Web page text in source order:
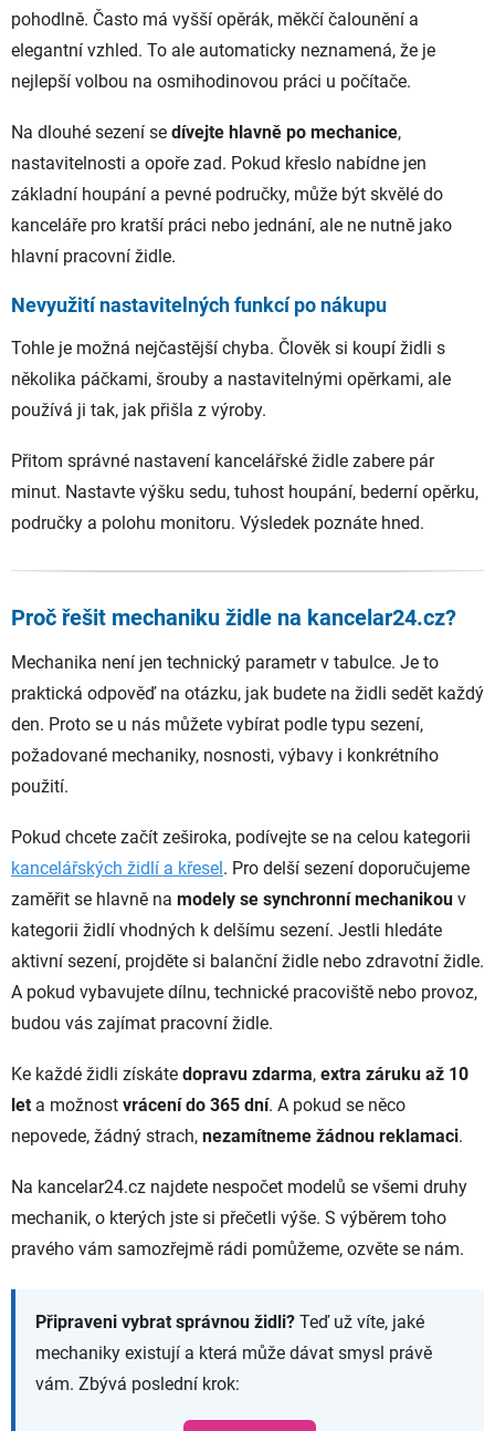
pohodlně. Často má vyšší opěrák, měkčí čalounění a
elegantní vzhled. To ale automaticky neznamená, že je
nejlepší volbou na osmihodinovou práci u počítače.
Na dlouhé sezení se dívejte hlavně po mechanice,
nastavitelnosti a opoře zad. Pokud křeslo nabídne jen
základní houpání a pevné područky, může být skvělé do
kanceláře pro kratší práci nebo jednání, ale ne nutně jako
hlavní pracovní židle.
Nevyužití nastavitelných funkcí po nákupu
Tohle je možná nejčastější chyba. Člověk si koupí židli s
několika páčkami, šrouby a nastavitelnými opěrkami, ale
používá ji tak, jak přišla z výroby.
Přitom správné nastavení kancelářské židle zabere pár
minut. Nastavte výšku sedu, tuhost houpání, bederní opěrku,
područky a polohu monitoru. Výsledek poznáte hned.
Proč řešit mechaniku židle na kancelar24.cz?
Mechanika není jen technický parametr v tabulce. Je to
praktická odpověď na otázku, jak budete na židli sedět každý
den. Proto se u nás můžete vybírat podle typu sezení,
požadované mechaniky, nosnosti, výbavy i konkrétního
použití.
Pokud chcete začít zeširoka, podívejte se na celou kategorii
kancelářských židlí a křesel. Pro delší sezení doporučujeme
zaměřit se hlavně na modely se synchronní mechanikou v
kategorii židlí vhodných k delšímu sezení. Jestli hledáte
aktivní sezení, projděte si balanční židle nebo zdravotní židle.
A pokud vybavujete dílnu, technické pracoviště nebo provoz,
budou vás zajímat pracovní židle.
Ke každé židli získáte dopravu zdarma, extra záruku až 10
let a možnost vrácení do 365 dní. A pokud se něco
nepovede, žádný strach, nezamítneme žádnou reklamaci.
Na kancelar24.cz najdete nespočet modelů se všemi druhy
mechanik, o kterých jste si přečetli výše. S výběrem toho
pravého vám samozřejmě rádi pomůžeme, ozvěte se nám.
Připraveni vybrat správnou židli? Teď už víte, jaké
mechaniky existují a která může dávat smysl právě
vám. Zbývá poslední krok: